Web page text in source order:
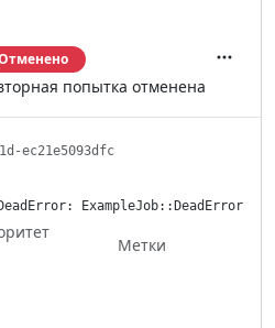
попытка отменена
ec21e5093dfc
ExampleJob::DeadError
Метки